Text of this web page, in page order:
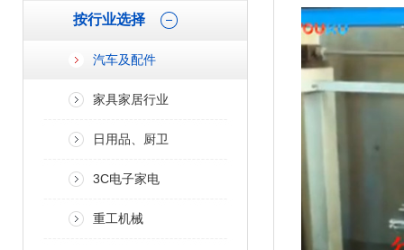
按行业选择
汽车及配件
家具家居行业
日用品、厨卫
3C电子家电
重工机械